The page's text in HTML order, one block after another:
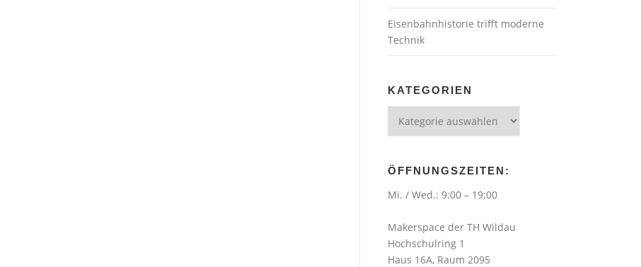
Eisenbahnhistorie trifft moderne
Technik
KATEGORIEN
ÖFFNUNGSZEITEN:
Mi. / Wed.: 9:00 – 19:00
Makerspace der TH Wildau
Hochschulring 1
Haus 16A, Raum 2095